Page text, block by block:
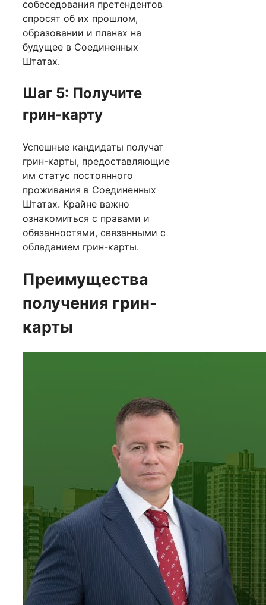
собеседования претендентов
спросят об их прошлом,
образовании и планах на
будущее в Соединенных
Штатах.
Шаг 5: Получите
грин-карту
Успешные кандидаты получат
грин-карты, предоставляющие
им статус постоянного
проживания в Соединенных
Штатах. Крайне важно
ознакомиться с правами и
обязанностями, связанными с
обладанием грин-карты.
Преимущества
получения грин-
карты